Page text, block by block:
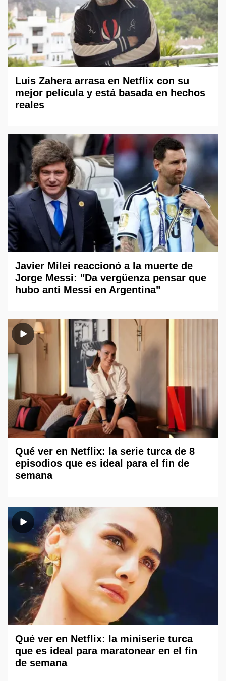
Luis Zahera arrasa en Netflix con su
mejor película y está basada en hechos
reales
Javier Milei reaccionó a la muerte de
Jorge Messi: "Da vergüenza pensar que
hubo anti Messi en Argentina"
Qué ver en Netflix: la serie turca de 8
episodios que es ideal para el fin de
semana
Qué ver en Netflix: la miniserie turca
que es ideal para maratonear en el fin
de semana